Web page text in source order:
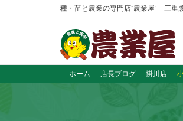
種・苗と農業の専門店“農業屋” 三重,
ホーム 店長ブログ 掛川店